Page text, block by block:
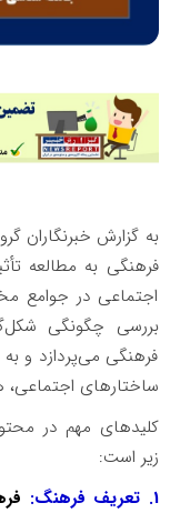
به گزارش خبرنگاران
فرهنگی به مطالعه
اجتماعی در جوامع
بررسی چگونگی
فرهنگی می‌پردازد و
ساختارهای اجتماعی،
کلیدهای مهم در
زیر است:
1. تعریف فرهنگ: